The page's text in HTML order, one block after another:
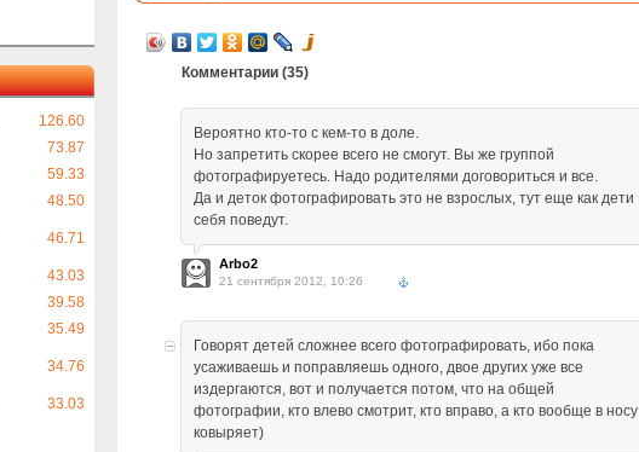
126.60
73.87
59.33
48.50
46.71
43.03
39.58
35.49
34.76
33.03
Комментарии (35)
Вероятно кто-то с кем-то в доле.
Но запретить скорее всего не смогут. Вы же группой
фотографируетесь. Надо родителями договориться и все.
Да и деток фотографировать это не взрослых, тут еще как дети
себя поведут.
Arbo2
21 сентября 2012, 10:26
Говорят детей сложнее всего фотографировать, ибо пока
усаживаешь и поправляешь одного, двое других уже все
издергаются, вот и получается потом, что на общей
фотографии, кто влево смотрит, кто вправо, а кто вообще в носу
ковыряет)